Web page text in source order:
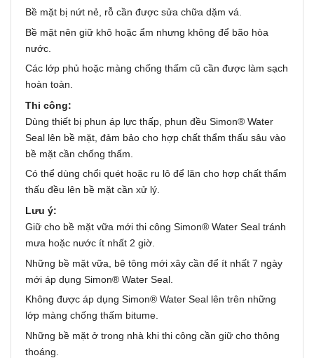
Bề mặt bị nứt nẻ, rỗ cần được sửa chữa dặm vá.
Bề mặt nên giữ khô hoặc ẩm nhưng không để bão hòa
nước.
Các lớp phủ hoặc màng chống thấm cũ cần được làm sạch
hoàn toàn.
Thi công:
Dùng thiết bị phun áp lực thấp, phun đều Simon® Water
Seal lên bề mặt, đảm bảo cho hợp chất thẩm thấu sâu vào
bề mặt cần chống thấm.
Có thể dùng chổi quét hoặc ru lô để lăn cho hợp chất thẩm
thấu đều lên bề mặt cần xử lý.
Lưu ý:
Giữ cho bề mặt vữa mới thi công Simon® Water Seal tránh
mưa hoặc nước ít nhất 2 giờ.
Những bề mặt vữa, bê tông mới xây cần để ít nhất 7 ngày
mới áp dụng Simon® Water Seal.
Không được áp dụng Simon® Water Seal lên trên những
lớp màng chống thấm bitume.
Những bề mặt ở trong nhà khi thi công cần giữ cho thông
thoáng.